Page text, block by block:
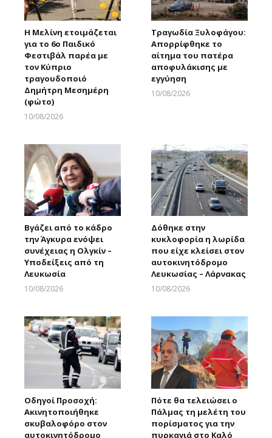
Η Μελίνη ετοιμάζεται
για το 6ο Παιδικό
Φεστιβάλ παρέα με
τον Κύπριο
τραγουδοποιό
Δημήτρη Μεσημέρη
(φώτο)
10/08/2026
Τραγωδία Ξυλοφάγου:
Απορρίφθηκε το
αίτημα του πατέρα
αποφυλάκισης με
εγγύηση
10/08/2026
Βγάζει από το κάδρο
την Άγκυρα ενόψει
συνέχειας η Ολγκίν –
Υποδείξεις από τη
Λευκωσία
10/08/2026
Δόθηκε στην
κυκλοφορία η λωρίδα
που είχε κλείσει στον
αυτοκινητόδρομο
Λευκωσίας – Λάρνακας
10/08/2026
Οδηγοί Προσοχή:
Ακινητοποιήθηκε
σκυβαλοφόρο στον
αυτοκινητόδρομο
Πότε θα τελειώσει ο
Πάλμας τη μελέτη του
πορίσματος για την
πυρκαγιά στο Καλό